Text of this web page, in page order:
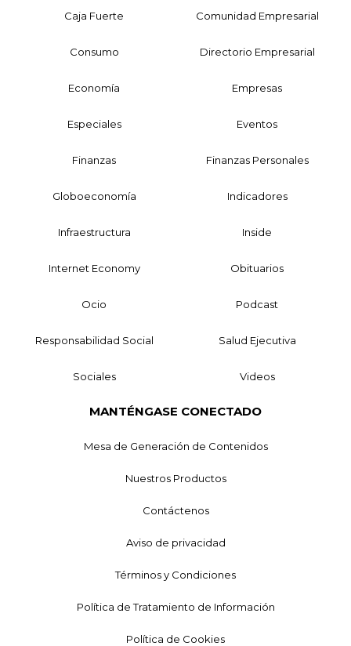
Caja Fuerte Comunidad Empresarial
Consumo Directorio Empresarial
Economía Empresas
Especiales Eventos
Finanzas Finanzas Personales
Globoeconomía Indicadores
Infraestructura Inside
Internet Economy Obituarios
Ocio Podcast
Responsabilidad Social Salud Ejecutiva
Sociales Videos
MANTÉNGASE CONECTADO
Mesa de Generación de Contenidos
Nuestros Productos
Contáctenos
Aviso de privacidad
Términos y Condiciones
Política de Tratamiento de Información
Política de Cookies